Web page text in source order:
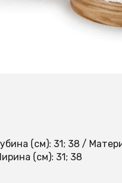
(см): 31; 38 /
(см): 31; 38